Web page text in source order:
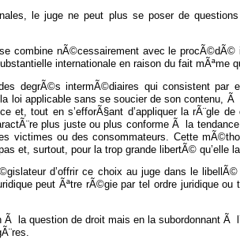
le juge ne peut plus se poser de
combine nÃ©cessairement avec le procÃ©dÃ©
internationale en raison du fait mÃªme
degrÃ©s intermÃ©diaires qui consistent par
applicable sans se soucier de son contenu, Ã
et, tout en s’efforÃ§ant d’appliquer la rÃ¨gle
plus juste ou plus conforme Ã la
victimes ou des consommateurs. Cette
et, surtout, pour la trop grande libertÃ© qu’elle
d’offrir ce choix au juge dans le libellÃ©
peut Ãªtre rÃ©gie par tel ordre juridique ou
la question de droit mais en la subordonnant Ã